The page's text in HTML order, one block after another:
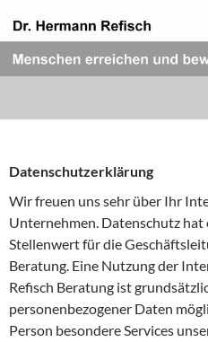
Inhalt
springen
Datenschutzerklärung
Wir freuen uns sehr über Ihr
Unternehmen. Datenschutz hat
Stellenwert für die
Beratung. Eine Nutzung der
Refisch Beratung ist
personenbezogener Daten
Person besondere Services